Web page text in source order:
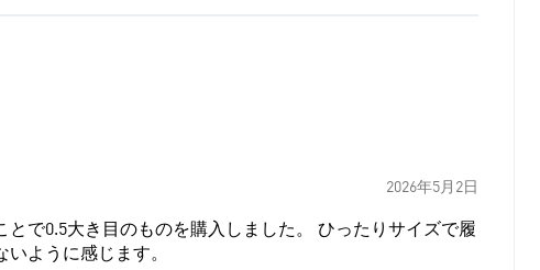
2026年5月2日
で0.5大き目のものを購入しました。 ひったりサイズで履
ように感じます。